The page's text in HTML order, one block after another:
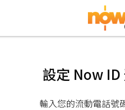
設定 Now ID
輸入您的流動電話號